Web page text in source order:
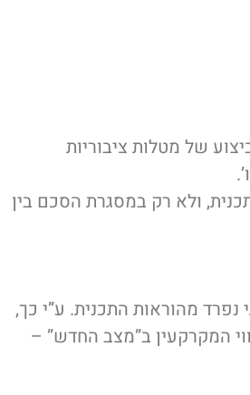
של מטלות ציבוריות
ולא רק במסגרת הסכם בין
מהוראות התכנית. ע”י כך,
המקרקעין ב”מצב החדש” –